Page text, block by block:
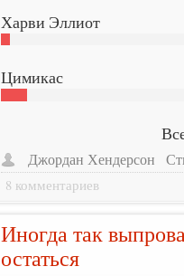
Харви Эллиот
Цимикас
Джордан Хендерсон
8 комментариев
Иногда так
остаться